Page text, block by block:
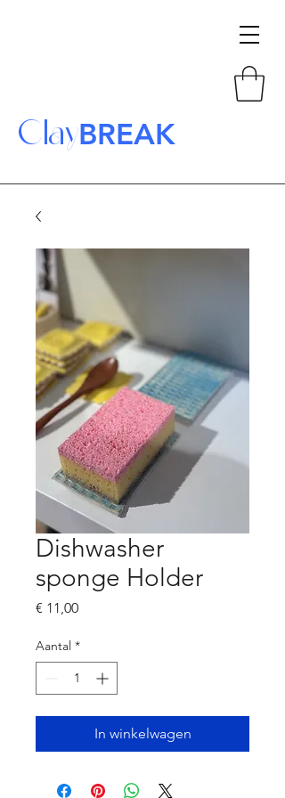
ClayBREAK
Dishwasher
sponge Holder
€ 11,00Prijs
Aantal *
In winkelwagen